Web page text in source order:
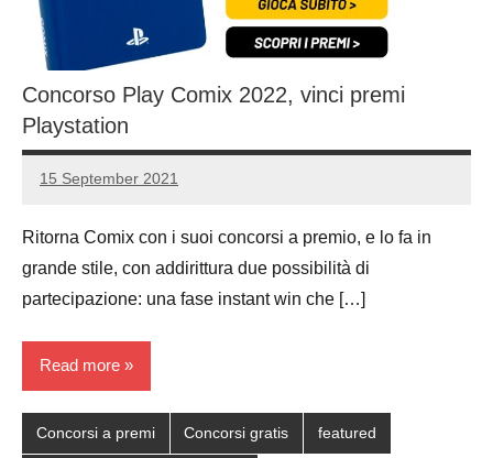
Concorso Play Comix 2022, vinci premi
Playstation
15 September 2021
Luca
16
Ritorna Comix con i suoi concorsi a premio, e lo fa in
grande stile, con addirittura due possibilità di
partecipazione: una fase instant win che […]
Read more
Concorsi a premi Concorsi gratis featured